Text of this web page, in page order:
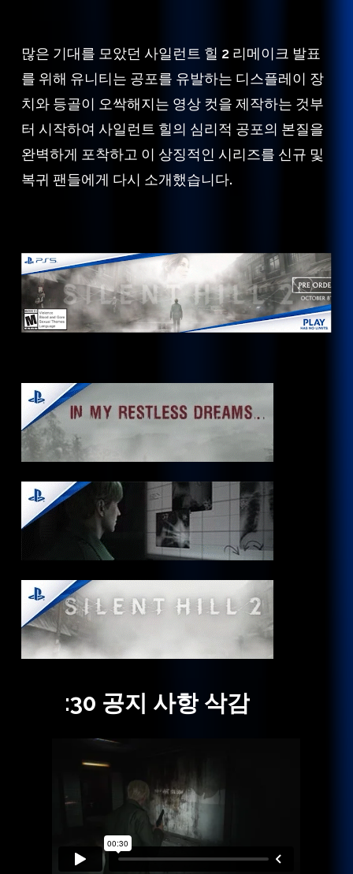
많은 기대를 모았던 사일런트 힐 2 리메이크 발표
를 위해 유니티는 공포를 유발하는 디스플레이 장
치와 등골이 오싹해지는 영상 컷을 제작하는 것부
터 시작하여 사일런트 힐의 심리적 공포의 본질을
완벽하게 포착하고 이 상징적인 시리즈를 신규 및
복귀 팬들에게 다시 소개했습니다.
:30 공지 사항 삭감